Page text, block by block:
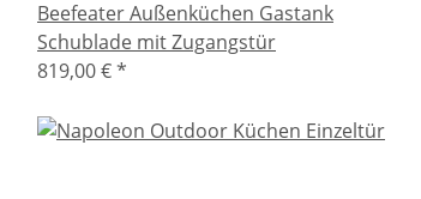
Beefeater Außenküchen Gastank
Schublade mit Zugangstür
819,00 €*